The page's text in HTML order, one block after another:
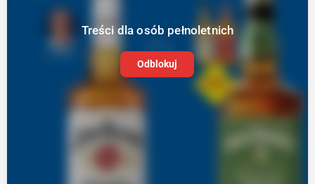
Treści dla osób pełnoletnich
Odblokuj